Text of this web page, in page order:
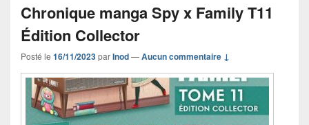
Chronique manga Spy x Family T11
Édition Collector
Posté le 16/11/2023parInod—Aucun commentaire ↓